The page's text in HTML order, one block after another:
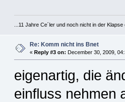
...11 Jahre Ce´ler und noch nicht in der
Re: Komm nicht ins Bnet
« Reply #3 on: December 30, 2009,
eigenartig, die
einfluss nehmen